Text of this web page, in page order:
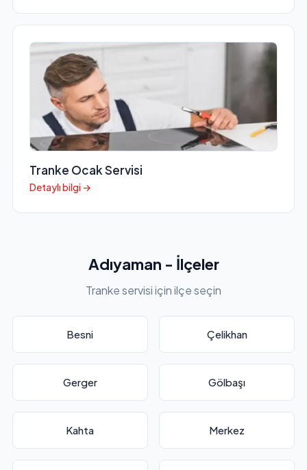
Tranke Ocak Servisi
Detaylı bilgi →
Adıyaman - İlçeler
Tranke servisi için ilçe seçin
Besni Çelikhan
Gerger Gölbaşı
Kahta Merkez